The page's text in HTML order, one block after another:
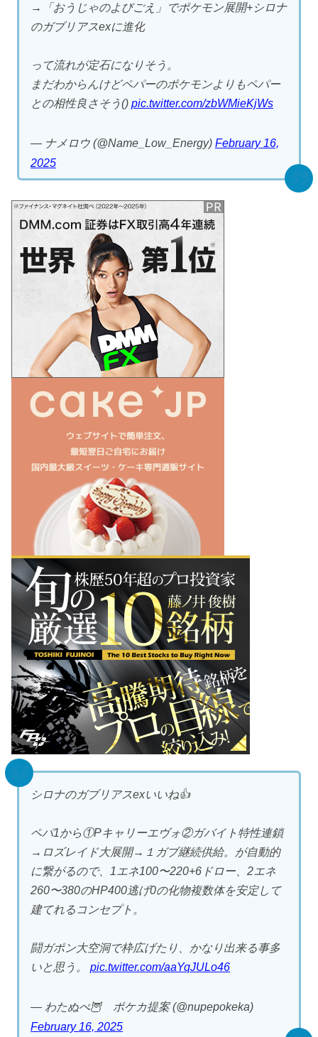
→「おうじゃのよびごえ」でポケモン展開+シロナ
のガブリアスexに進化
って流れが定石になりそう。
まだわからんけどペパーのポケモンよりもペパー
との相性良さそう() pic.twitter.com/zbWMieKjWs
— ナメロウ (@Name_Low_Energy) February 16,
2025
シロナのガブリアスexいいね👍
ペパ1から①Pキャリーエヴォ②ガバイト特性連鎖
→ロズレイド大展開→１ガブ継続供給。が自動的
に繋がるので、1エネ100〜220+6ドロー、2エネ
260〜380のHP400逃げ0の化物複数体を安定して
建てれるコンセプト。
闘ガポン大空洞で枠広げたり、かなり出来る事多
いと思う。 pic.twitter.com/aaYqJULo46
— わたぬぺ🦉 ポケカ提案 (@nupepokeka)
February 16, 2025